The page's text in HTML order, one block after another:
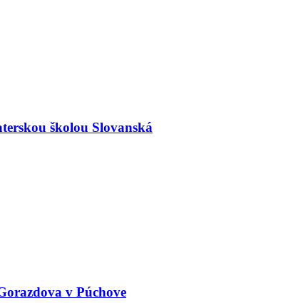
školou Slovanská
v Púchove